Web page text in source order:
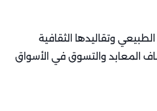
وتقاليدها الثقافية
المعابد والتسوق في الأسواق